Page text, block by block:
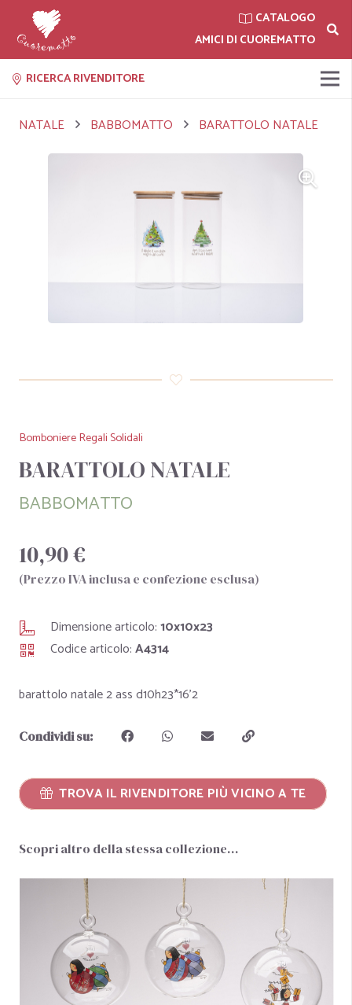
CATALOGO
AMICI DI CUOREMATTO
RICERCA RIVENDITORE
NATALE BABBOMATTO BARATTOLO NATALE
Bomboniere Regali Solidali
BARATTOLO NATALE
BABBOMATTO
10,90 €
(Prezzo IVA inclusa e confezione esclusa)
Dimensione articolo:10x10x23
Codice articolo:A4314
barattolo natale 2 ass d10h23*16'2
Condividi su:
TROVA IL RIVENDITORE PIÙ VICINO A TE
Scopri altro della stessa collezione…